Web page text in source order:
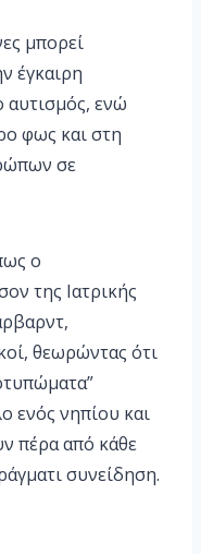
μπορεί
έγκαιρη
ενώ
φως και στη
σε
ο
της Ιατρικής
θεωρώντας ότι
ενός νηπίου και
πέρα από κάθε
συνείδηση.